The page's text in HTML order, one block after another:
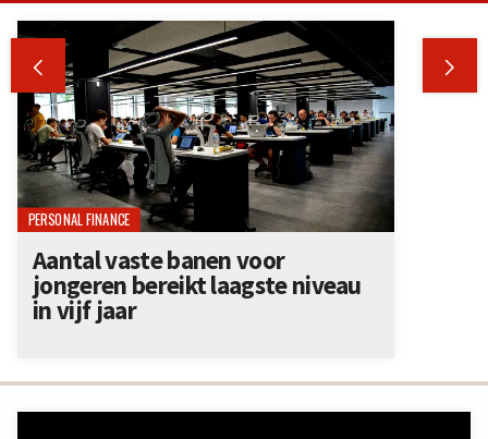
 
PERSONAL FINANCE
Aantal vaste banen voor
jongeren bereikt laagste niveau
in vijf jaar